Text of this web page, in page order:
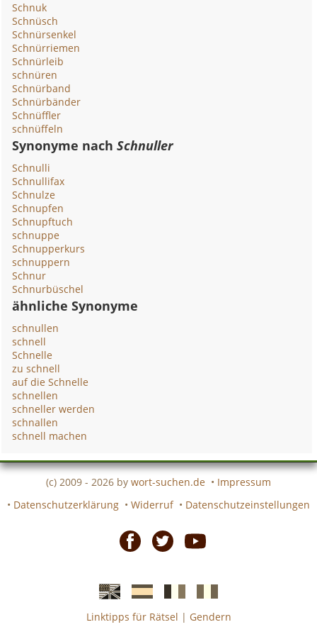
Schnuk
Schnüsch
Schnürsenkel
Schnürriemen
Schnürleib
schnüren
Schnürband
Schnürbänder
Schnüffler
schnüffeln
Synonyme nachSchnuller
Schnulli
Schnullifax
Schnulze
Schnupfen
Schnupftuch
schnuppe
Schnupperkurs
schnuppern
Schnur
Schnurbüschel
ähnliche Synonyme
schnullen
schnell
Schnelle
zu schnell
auf die Schnelle
schnellen
schneller werden
schnallen
schnell machen
(c) 2009 - 2026 by wort-suchen.de • Impressum
• Datenschutzerklärung • Widerruf • Datenschutzeinstellungen
EnglischeSpanischefranzösicheitalienische
Linktipps für Rätsel | Gendern